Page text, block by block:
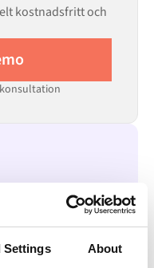
Settings About
kostnadsfritt och
Litium